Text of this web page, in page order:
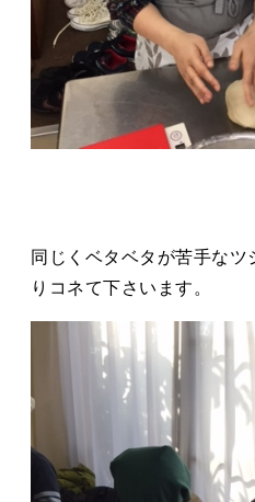
同じくベタベタが苦手な
りコネて下さいます。